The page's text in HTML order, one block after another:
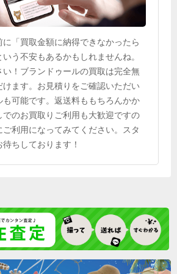
に「買取金額に納得できなかったら
う不安もあるかもしれませんね。
い！ブランドゥールの買取は完全無
ます。お見積りをご確認いただい
も可能です。返送料ももちろんかか
でのお買取りご利用も大歓迎ですの
ご利用になってみてください。スタ
ちしております！